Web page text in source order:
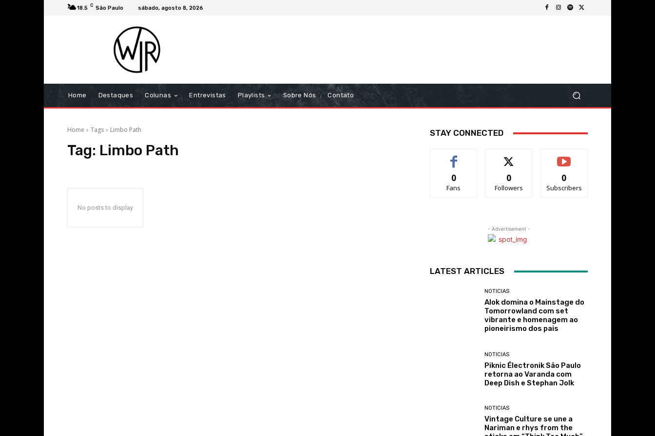
18.5 C São Paulo sábado, agosto 8, 2026
Home Destaques Colunas Entrevistas Playlists Sobre Nós Contato
Home Tags Limbo Path
Tag: Limbo Path
No posts to display
STAY CONNECTED
0
Fans
0
Followers
0
Subscribers
- Advertisement -
LATEST ARTICLES
NOTICIAS
Alok domina o Mainstage do
Tomorrowland com set
vibrante e homenagem ao
pioneirismo dos pais
NOTICIAS
Piknic Électronik São Paulo
retorna ao Varanda com
Deep Dish e Stephan Jolk
NOTICIAS
Vintage Culture se une a
Nariman e rhys from the